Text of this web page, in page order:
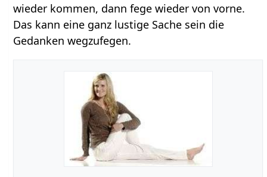
wieder kommen, dann fege wieder von vorne.
Das kann eine ganz lustige Sache sein die
Gedanken wegzufegen.